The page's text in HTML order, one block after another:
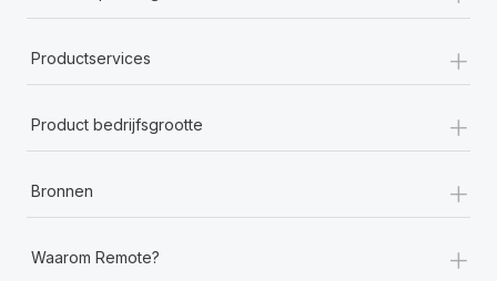
Productservices +
Product bedrijfsgrootte +
Bronnen +
Waarom Remote? +